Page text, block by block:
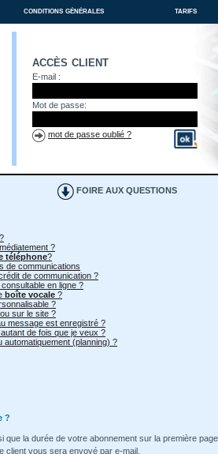
conditions générales tarifs
accès client
E-mail :
Mot de passe:
mot de passe oublié ?
FOIRE AUX QUESTIONS
?
téléphone?
de communications
de communication ?
en ligne ?
boîte vocale ?
?
sur le site ?
message est enregistré ?
autant de fois que je veux ?
automatiquement (planning) ?
?
que la durée de votre abonnement sur la première
client vous sera envoyé par e-mail.